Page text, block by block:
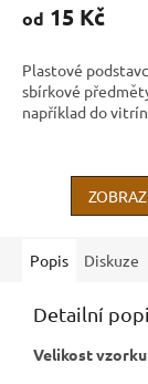
od 15 Kč
Plastové
sbírkové
například do
Popis Diskuze
Detailní
Velikost vzorku